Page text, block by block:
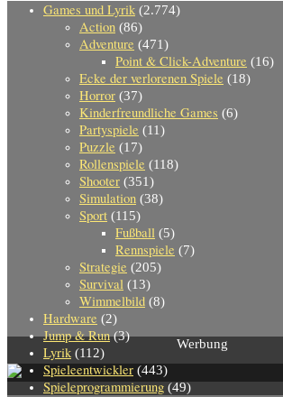
Games und Lyrik (2.774)
Action (86)
Adventure (471)
Point & Click-Adventure (16)
Ecke der verlorenen Spiele (18)
Horror (37)
Kinderfreundliche Games (6)
Partyspiele (11)
Puzzle (17)
Rollenspiele (118)
Shooter (351)
Simulation (38)
Sport (115)
Fußball (5)
Rennspiele (7)
Strategie (205)
Survival (13)
Wimmelbild (8)
Hardware (2)
Jump & Run(3)
Lyrik (112)
Spieleentwickler (443)
Spieleprogrammierung (49)
Werbung